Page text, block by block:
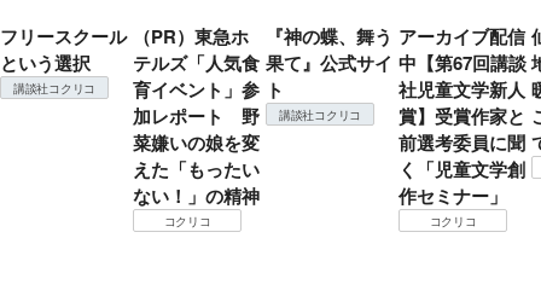
フリースクール
という選択
講談社コクリコ
（PR）東急ホ
テルズ「人気食
育イベント」参
加レポート 野
菜嫌いの娘を変
えた「もったい
ない！」の精神
コクリコ
『神の蝶、舞う
果て』公式サイ
ト
講談社コクリコ
アーカイブ配信
中【第67回講談
社児童文学新人
賞】受賞作家と
前選考委員に聞
く「児童文学創
作セミナー」
コクリコ